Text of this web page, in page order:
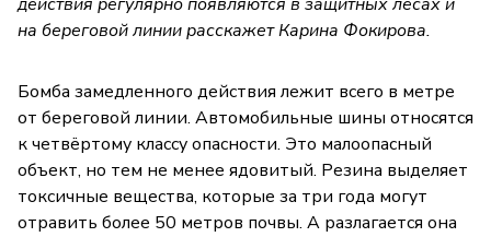
на береговой линии расскажет Карина Фокирова.
Бомба замедленного действия лежит всего в метре
от береговой линии. Автомобильные шины относятся
к четвёртому классу опасности. Это малоопасный
объект, но тем не менее ядовитый. Резина выделяет
токсичные вещества, которые за три года могут
отравить более 50 метров почвы. А разлагается она